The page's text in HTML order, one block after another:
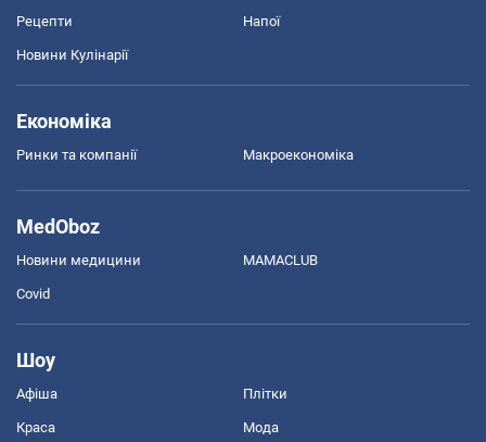
Рецепти Напої
Новини Кулінарії
Економіка
Ринки та компанії Макроекономіка
MedOboz
Новини медицини MAMACLUB
Covid
Шоу
Афіша Плітки
Краса Мода